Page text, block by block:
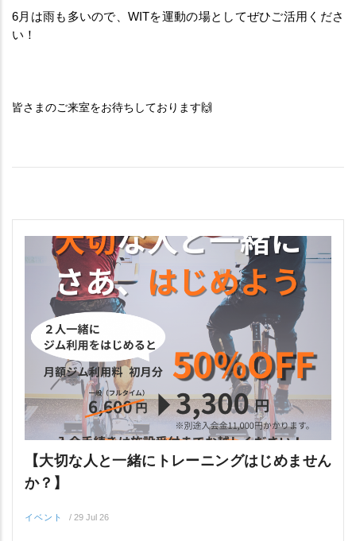
6月は雨も多いので、WITを運動の場としてぜひご活用くださ
い！
皆さまのご来室をお待ちしております🙌
【大切な人と一緒にトレーニングはじめません
か？】
イベント / 29 Jul 26